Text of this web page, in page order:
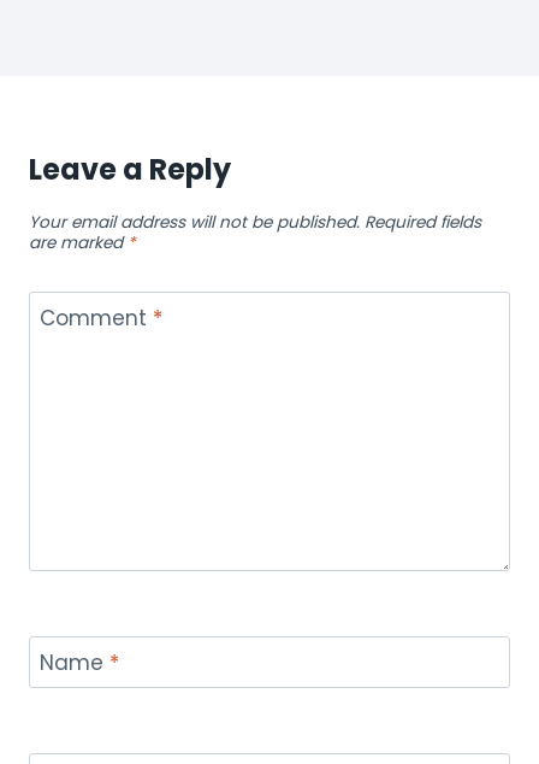
Leave a Reply
Your email address will not be published. Required fields
are marked *
Comment *
Name *